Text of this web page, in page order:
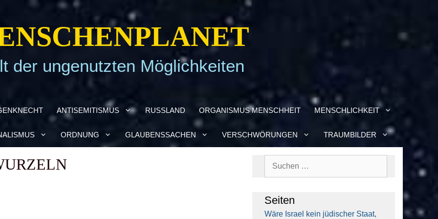
der ungenutzten Möglichkeiten
ANTI­SE­MI­TIS­MUS RUSS­LAND ORGA­NIS­MUS MENSCH­HEIT MENSCH­LICH­KEIT
ORD­NUNG GLAU­BENS­SA­CHEN VER­SCHWÖ­RUN­GEN TRAUM­BIL­DER
Sei­ten
Wäre Isra­el kein jüdi­scher Staat,